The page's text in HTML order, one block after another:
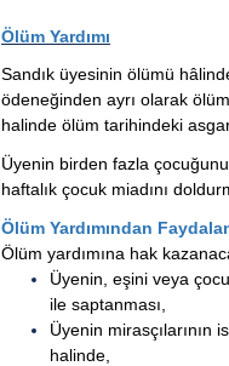
Ölüm Yardımı
Sandık üyesinin ölümü
ödeneğinden ayrı olarak
halinde ölüm tarihindeki
Üyenin birden fazla
haftalık çocuk miadını
Ölüm Yardımından
Ölüm yardımına hak
Üyenin, eşini veya
ile saptanması,
Üyenin
halinde,